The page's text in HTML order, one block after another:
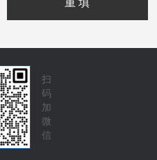
扫
码
加
微
信